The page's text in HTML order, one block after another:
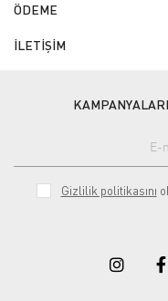
ÖDEME
İLETİŞİM
Gizlilik politikasını